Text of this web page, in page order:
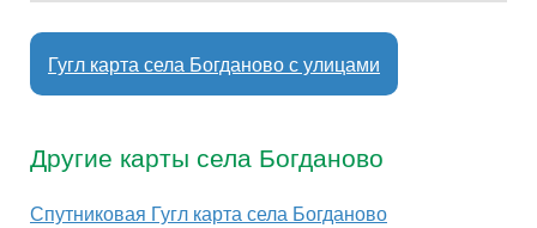
Гугл карта села Богданово с улицами
Другие карты села Богданово
Спутниковая Гугл карта села Богданово